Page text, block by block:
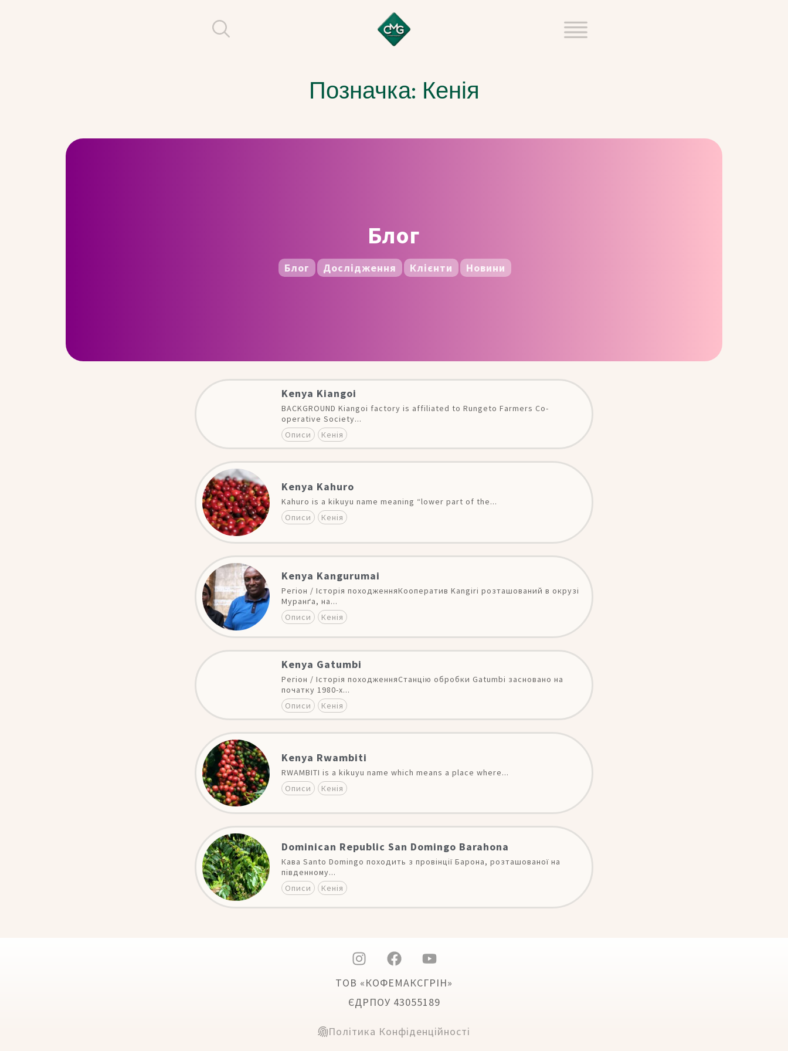
Позначка: Кенія
Блог
Блог Дослідження Клієнти Новини
Kenya Kiangoi
BACKGROUND Kiangoi factory is affiliated to Rungeto Farmers Co-
operative Society...
Описи
Кенія
Kenya Kahuro
Kahuro is a kikuyu name meaning “lower part of the...
Описи
Кенія
Kenya Kangurumai
Регіон / Історія походженняКооператив Kangiri розташований в окрузі
Муранґа, на...
Описи
Кенія
Kenya Gatumbi
Регіон / Історія походженняСтанцію обробки Gatumbi засновано на
початку 1980-х...
Описи
Кенія
Kenya Rwambiti
RWAMBITI is a kikuyu name which means a place where...
Описи
Кенія
Dominican Republic San Domingo Barahona
Кава Santo Domingo походить з провінції Барона, розташованої на
південному...
Описи
Кенія
ТОВ «КОФЕМАКСГРІН»
ЄДРПОУ 43055189
Політика Конфіденційності